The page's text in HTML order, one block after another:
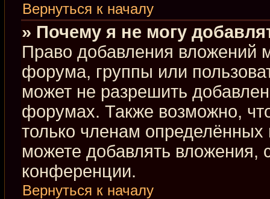
Вернуться к началу
» Почему я не могу
Право добавления вложений
форума, группы или
может не разрешить
форумах. Также возможно,
только членам
можете добавлять вложения,
конференции.
Вернуться к началу